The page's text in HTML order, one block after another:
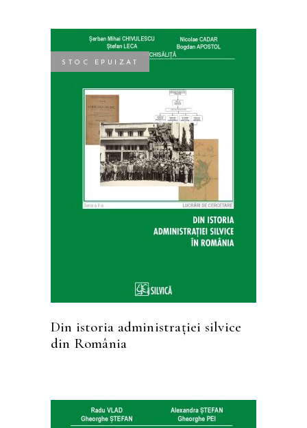
STOC EPUIZAT
CITEȘTE MAI MULT
Din istoria administraţiei silvice
din România